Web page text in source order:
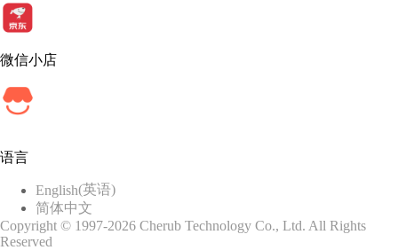
微信小店
语言
English(英语)
简体中文
Copyright © 1997-2026 Cherub Technology Co., Ltd. All Rights
Reserved